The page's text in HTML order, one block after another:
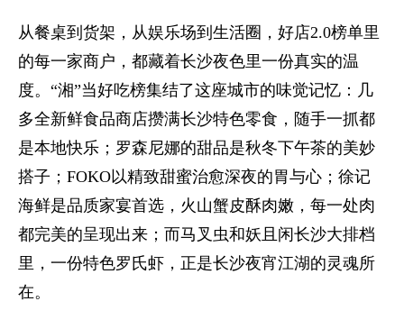
从餐桌到货架，从娱乐场到生活圈，好店2.0榜单里
的每一家商户，都藏着长沙夜色里一份真实的温
度。“湘”当好吃榜集结了这座城市的味觉记忆：几
多全新鲜食品商店攒满长沙特色零食，随手一抓都
是本地快乐；罗森尼娜的甜品是秋冬下午茶的美妙
搭子；FOKO以精致甜蜜治愈深夜的胃与心；徐记
海鲜是品质家宴首选，火山蟹皮酥肉嫩，每一处肉
都完美的呈现出来；而马叉虫和妖且闲长沙大排档
里，一份特色罗氏虾，正是长沙夜宵江湖的灵魂所
在。